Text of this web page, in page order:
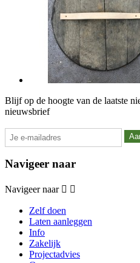
Blijf op de hoogte van de laatste
nieuwsbrief
Navigeer naar
Navigeer naar  
Zelf doen
Laten aanleggen
Info
Zakelijk
Projectadvies